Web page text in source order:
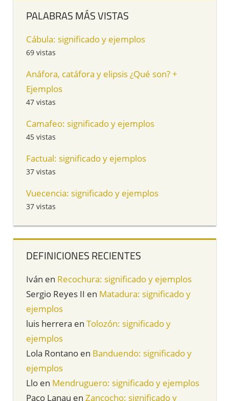
PALABRAS MÁS VISTAS
Cábula: significado y ejemplos
69 vistas
Anáfora, catáfora y elipsis ¿Qué son? +
Ejemplos
47 vistas
Camafeo: significado y ejemplos
45 vistas
Factual: significado y ejemplos
37 vistas
Vuecencia: significado y ejemplos
37 vistas
DEFINICIONES RECIENTES
Iván en Recochura: significado y ejemplos
Sergio Reyes II en Matadura: significado y
ejemplos
luis herrera en Tolozón: significado y
ejemplos
Lola Rontano en Banduendo: significado y
ejemplos
Llo en Mendruguero: significado y ejemplos
Paco Lanau en Zancocho: significado y